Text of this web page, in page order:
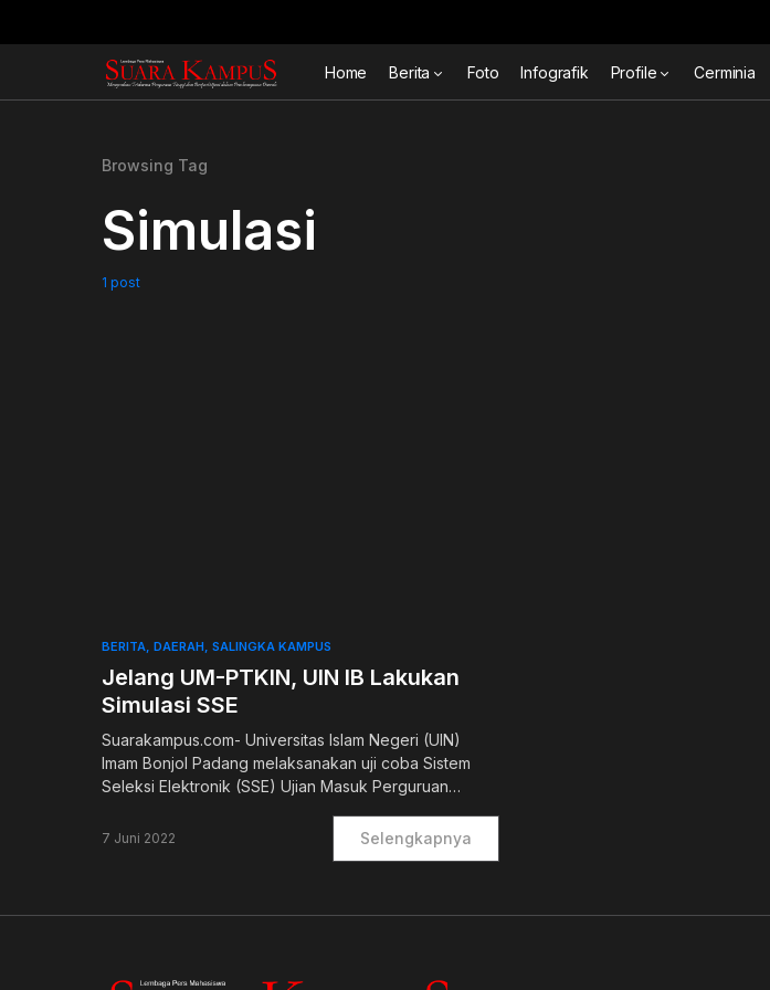
Home Berita Foto Infografik Profile Cerminia
Browsing Tag
Simulasi
1 post
0
BERITA DAERAH SALINGKA KAMPUS
Jelang UM-PTKIN, UIN IB Lakukan
Simulasi SSE
Suarakampus.com- Universitas Islam Negeri (UIN)
Imam Bonjol Padang melaksanakan uji coba Sistem
Seleksi Elektronik (SSE) Ujian Masuk Perguruan…
7 Juni 2022 Selengkapnya